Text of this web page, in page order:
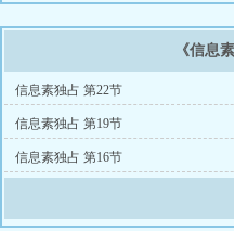
《信息
信息素独占 第22节
信息素独占 第19节
信息素独占 第16节